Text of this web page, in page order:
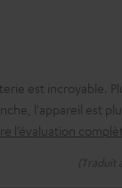
est incroyable.
l'appareil est
l’évaluation
(Traduit